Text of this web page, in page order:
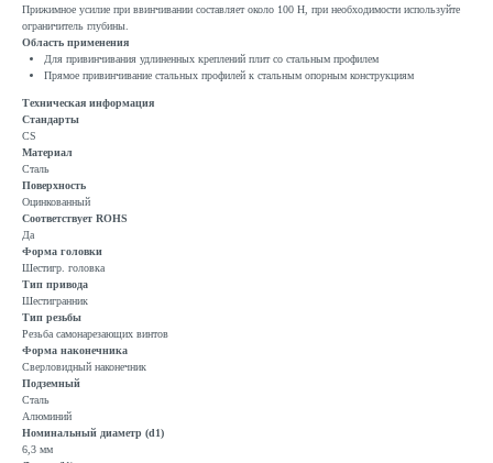
Прижимное усилие при ввинчивании составляет около 100 Н, при необходимости используйте
ограничитель глубины.
Область применения
Для привинчивания удлиненных креплений плит со стальным профилем
Прямое привинчивание стальных профилей к стальным опорным конструкциям
Техническая информация
Стандарты
CS
Материал
Сталь
Поверхность
Оцинкованный
Соответствует ROHS
Да
Форма головки
Шестигр. головка
Тип привода
Шестигранник
Тип резьбы
Резьба самонарезающих винтов
Форма наконечника
Сверловидный наконечник
Подземный
Сталь
Алюминий
Номинальный диаметр (d1)
6,3 мм